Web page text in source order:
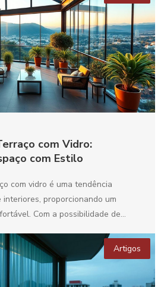
com Vidro:
com Estilo
com vidro é uma tendência
proporcionando um
Com a possibilidade de
Artigos